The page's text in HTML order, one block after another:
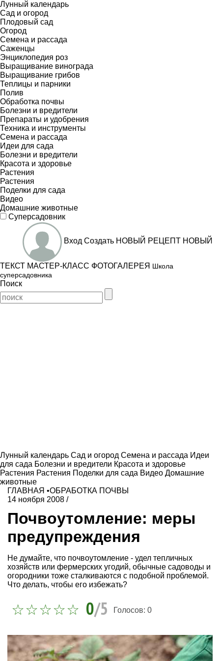
Лунный календарь
Сад и огород
Плодовый сад
Огород
Семена и рассада
Саженцы
Энциклопедия роз
Выращивание винограда
Выращивание грибов
Теплицы и парники
Полив
Обработка почвы
Болезни и вредители
Препараты и удобрения
Техника и инструменты
Семена и рассада
Идеи для сада
Болезни и вредители
Красота и здоровье
Растения
Растения
Поделки для сада
Видео
Домашние животные
Суперсадовник
Вход Создать НОВЫЙ РЕЦЕПТ НОВЫЙ
ТЕКСТ МАСТЕР-КЛАСС ФОТОГАЛЕРЕЯ Школа
суперсадовника
Поиск
Лунный календарь Сад и огород Семена и рассада Идеи
для сада Болезни и вредители Красота и здоровье
Растения Растения Поделки для сада Видео Домашние
животные
ГЛАВНАЯ •ОБРАБОТКА ПОЧВЫ
14 ноября 2008 /
Почвоутомление: меры
предупреждения
Не думайте, что почвоутомление - удел тепличных
хозяйств или фермерских угодий, обычные садоводы и
огородники тоже сталкиваются с подобной проблемой.
Что делать, чтобы его избежать?
0/5 Голосов: 0